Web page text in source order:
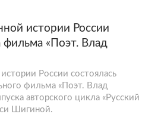
истории России
«Поэт. Влад
России состоялась
фильма «Поэт. Влад
авторского цикла «Русский
Шигиной.